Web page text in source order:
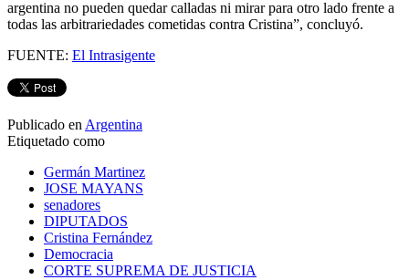
argentina no pueden quedar calladas ni mirar para otro lado frente a
todas las arbitrariedades cometidas contra Cristina”, concluyó.
FUENTE: El Intrasigente
Publicado enArgentina
Etiquetado como
Germán Martinez
JOSE MAYANS
senadores
DIPUTADOS
Cristina Fernández
Democracia
CORTE SUPREMA DE JUSTICIA